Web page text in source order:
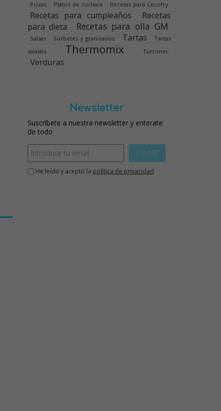
Pizzas Platos de cuchara Recetas para Cecofry
Recetas para cumpleaños
Recetas
para dieta
Recetas para olla GM
Salsas Sorbetes y granizados Tartas
Tartas
saladas
Thermomix Turrones
Verduras
Newsletter
Suscríbete a nuestra newsletter y enterate
de todo
ENVIAR
He leído y acepto la política de privacidad